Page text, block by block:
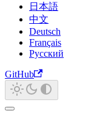
日本語
中文
Deutsch
Français
Русский
GitHub